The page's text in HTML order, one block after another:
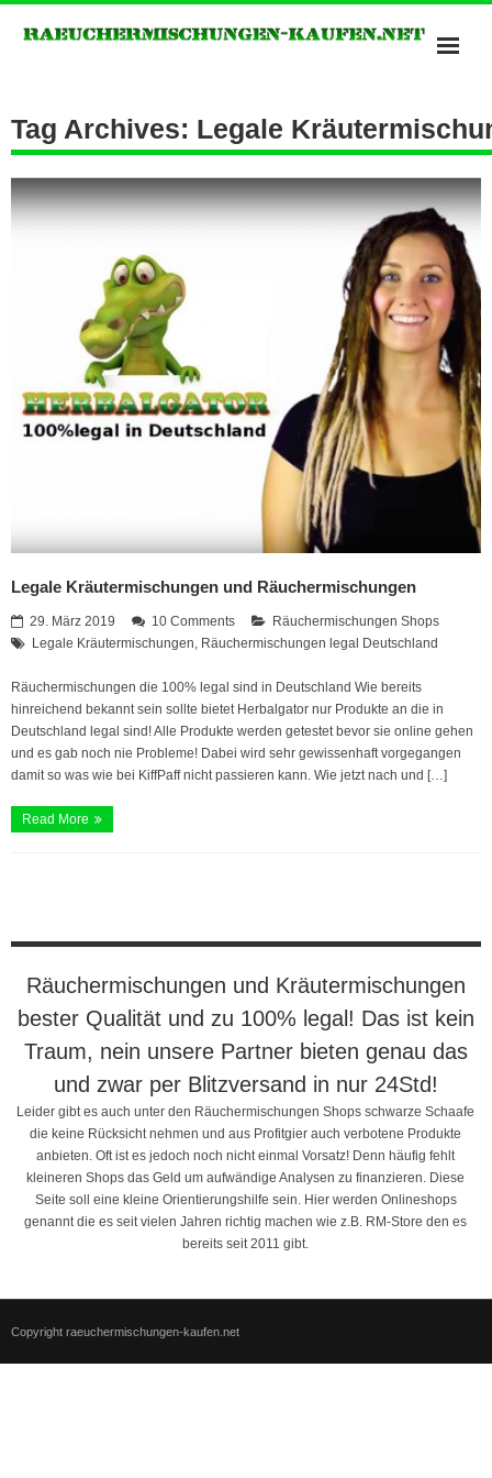
Kush Räuchermischungen
Potpourris of Heavan
Spice Räuchermischung
Tag Archives: Legale
Legale Kräutermischungen und Räuchermischungen
29. März 2019 10 Comments
Räuchermischungen Shops
Legale Kräutermischungen, Räuchermischungen legal Deutschland
Räuchermischungen die 100% legal sind in Deutschland Wie bereits
hinreichend bekannt sein sollte bietet Herbalgator nur Produkte an die in
Deutschland legal sind! Alle Produkte werden getestet bevor sie online gehen
und es gab noch nie Probleme! Dabei wird sehr gewissenhaft vorgegangen
damit so was wie bei KiffPaff nicht passieren kann. Wie jetzt nach und […]
Read More
Räuchermischungen und Kräutermischungen
bester Qualität und zu 100% legal! Das ist kein
Traum, nein unsere Partner bieten genau das
und zwar per Blitzversand in nur 24Std!
Leider gibt es auch unter den Räuchermischungen Shops schwarze Schaafe
die keine Rücksicht nehmen und aus Profitgier auch verbotene Produkte
anbieten. Oft ist es jedoch noch nicht einmal Vorsatz! Denn häufig fehlt
kleineren Shops das Geld um aufwändige Analysen zu finanzieren. Diese
Seite soll eine kleine Orientierungshilfe sein. Hier werden Onlineshops
genannt die es seit vielen Jahren richtig machen wie z.B. RM-Store den es
bereits seit 2011 gibt.
Copyright raeuchermischungen-kaufen.net